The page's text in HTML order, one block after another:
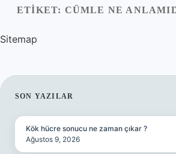
Yasal Uyarı
Hakkımızda
ETIKET: CÜMLE NE
Sitemap
SIDEBAR
SON YAZILAR
Kök hücre sonucu ne zaman çıkar ?
Ağustos 9, 2026